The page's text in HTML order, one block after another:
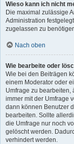
Wieso kann ich nicht
Die maximal zulässige
Administration
zugelassen zu
Nach oben
Wie bearbeite oder
Wie bei den Beiträgen
einem Moderator oder
Umfrage zu bearbeiten,
immer mit der Umfrage
dann können Benutzer
bearbeiten. Sollte
die Umfrage nur noch
gelöscht werden.
verhindert werden.